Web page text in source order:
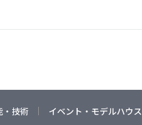
・技術 イベント・モデルハウス